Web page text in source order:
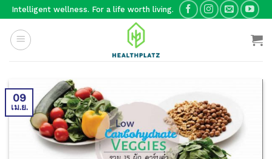
Skip
content
Intelligent wellness. For a life worth living.
09
เม.ย.